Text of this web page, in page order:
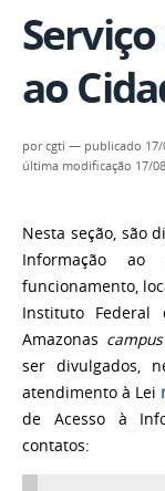
ao
porcgti — publicado
última modificação 17/
Nesta seção, são
Informação ao
funcionamento,
Instituto Federal
Amazonas campus
ser divulgados,
atendimento à Lei
de Acesso à
contatos: